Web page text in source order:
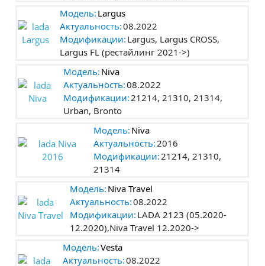
Модель: Largus
Актуальность:08.2022
Модификации: Largus, Largus CROSS,
Largus FL (рестайлинг 2021->)
Модель: Niva
Актуальность:08.2022
Модификации:21214, 21310, 21314,
Urban, Bronto
Модель: Niva
Актуальность:2016
Модификации:21214, 21310,
21314
Модель: Niva Travel
Актуальность:08.2022
Модификации: LADA 2123 (05.2020-
12.2020),Niva Travel 12.2020->
Модель:Vesta
Актуальность:08.2022